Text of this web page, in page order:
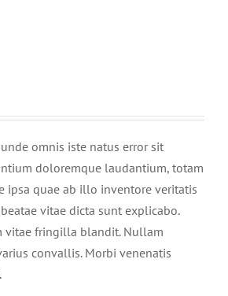
omnis iste natus error sit
doloremque laudantium, totam
ipsa quae ab illo inventore veritatis
vitae dicta sunt explicabo.
vitae fringilla blandit. Nullam
convallis. Morbi venenatis